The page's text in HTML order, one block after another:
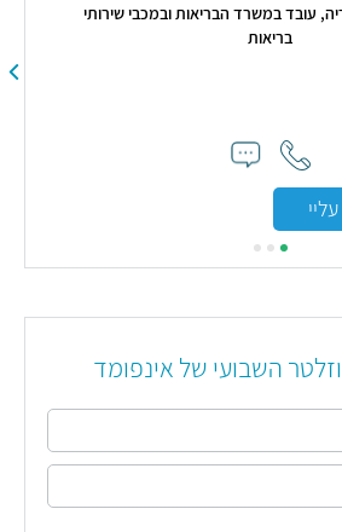
עובד במשרד הבריאות ובמכבי שירותי
בריאות
השבועי של אינפומד